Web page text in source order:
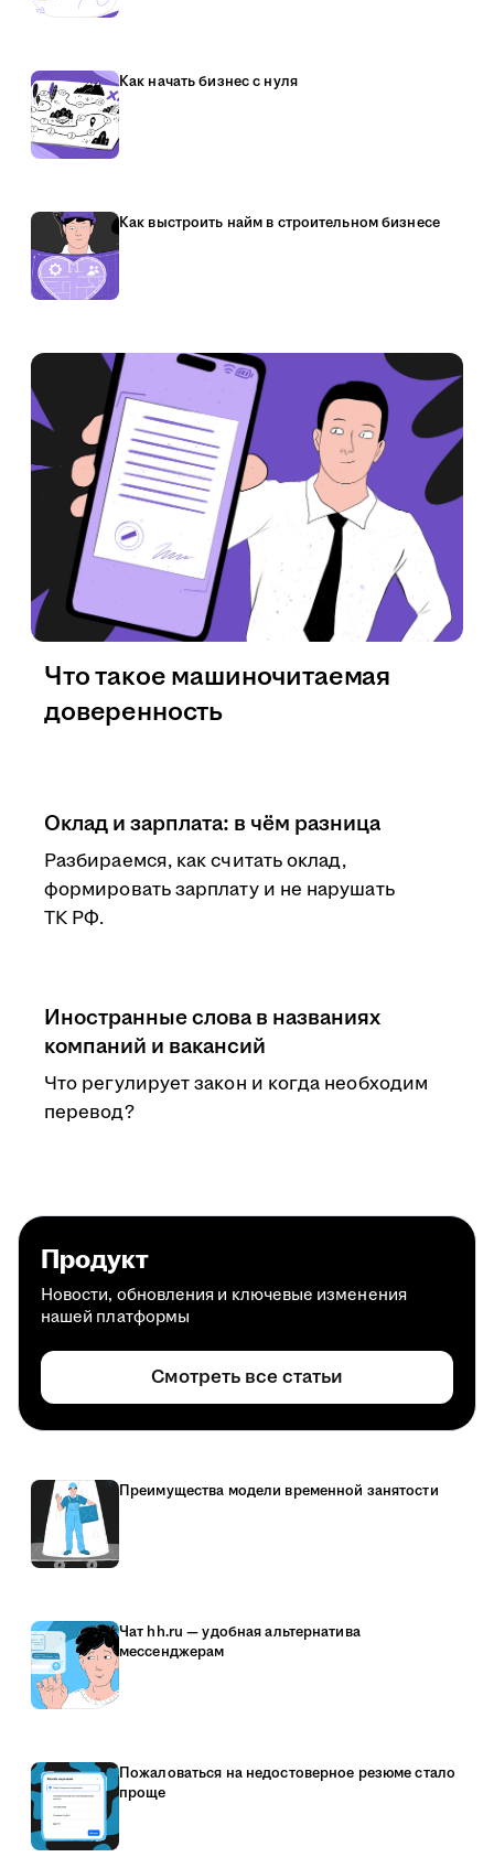
Как начать бизнес с нуля
Как выстроить найм в строительном бизнесе
Оклад и зарплата: в чём разница
Разбираемся, как считать оклад,
формировать зарплату и не нарушать
ТК РФ.
Иностранные слова в названиях
компаний и вакансий
Что регулирует закон и когда необходим
перевод?
Что такое машиночитаемая
доверенность
Продукт
Новости, обновления и ключевые изменения
нашей платформы
Смотреть все статьи
Преимущества модели временной занятости
Чат hh.ru — удобная альтернатива
мессенджерам
Пожаловаться на недостоверное резюме стало
проще